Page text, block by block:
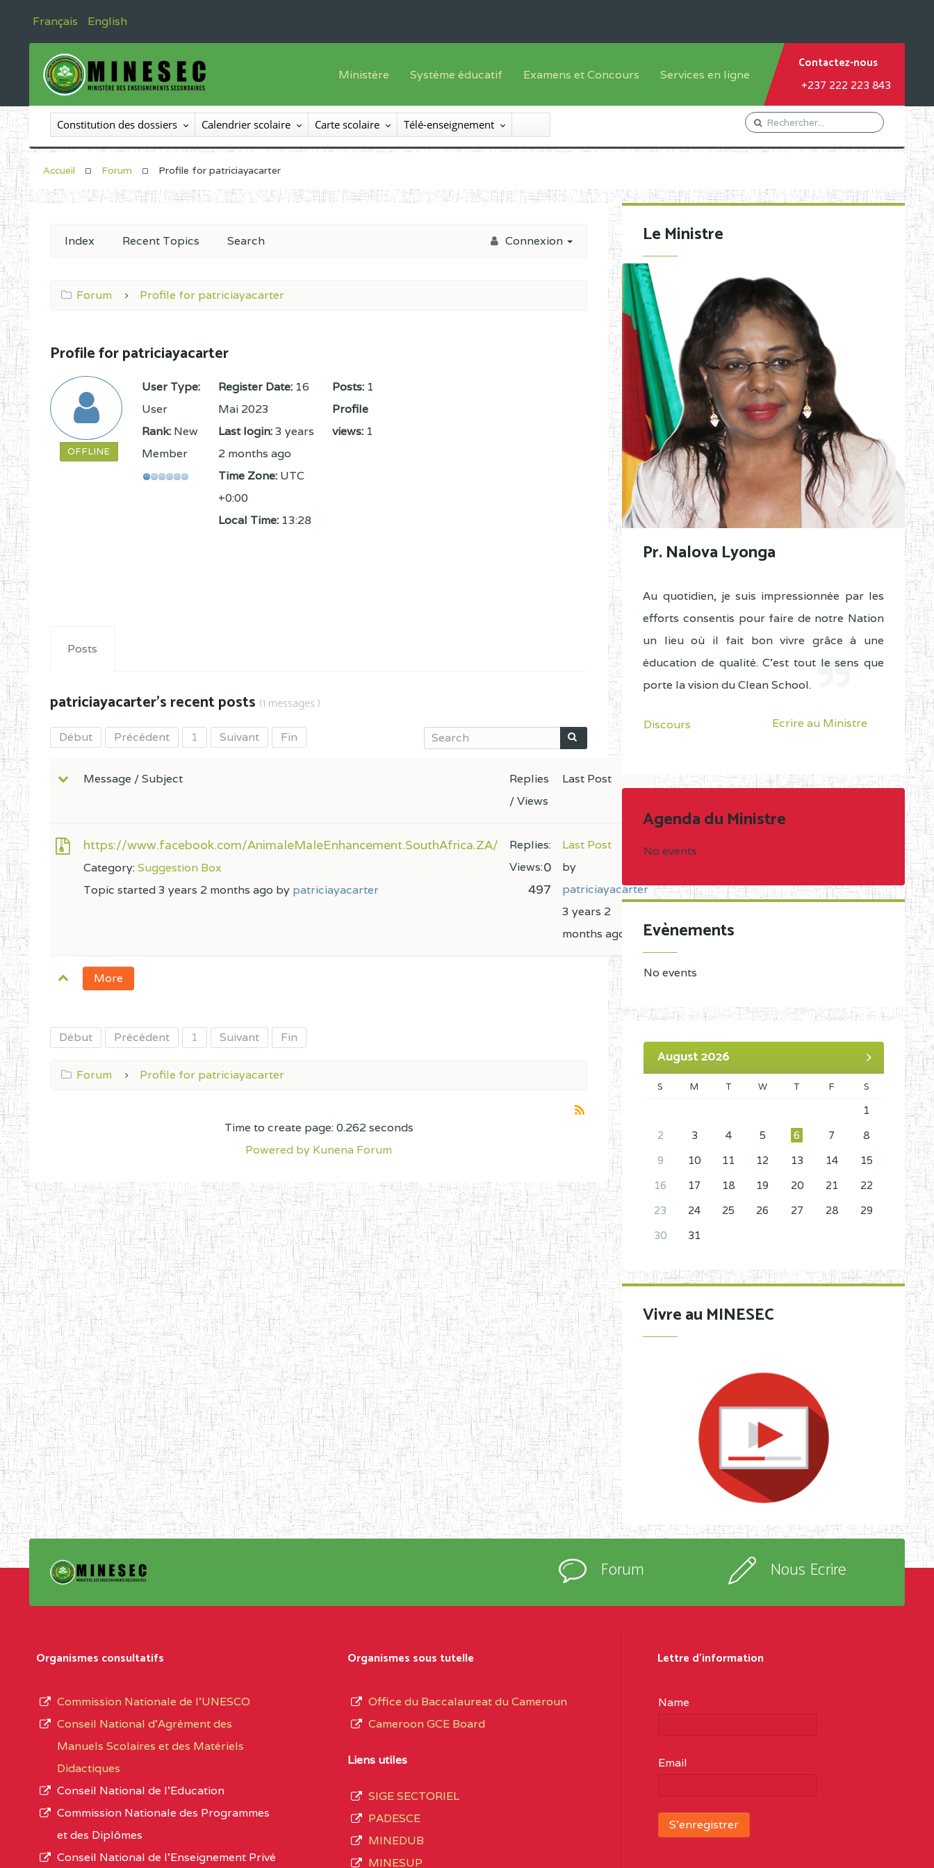
Français English
Ministère
Le Ministre
Le SEESEN
Inspection Générale des Enseignements
Système éducatif
Offre de formation
Sous système francophone
Progammes d'études
Examens et Concours
Inscriptions
Liste des candidats
Diplômes disponibles
Services en ligne
Orientation Conseil
Gestion du Personnel
Demande de subvention
Contactez-nous
+237 222 223 843
Constitution des dossiers Calendrier scolaire Carte scolaire Télé-enseignement
Accueil Forum Profile for patriciayacarter
Index Recent Topics Search Connexion
Forum Profile for patriciayacarter
Profile for patriciayacarter
OFFLINE
User Type:
User
Rank: New
Member
Register Date: 16
Mai 2023
Last login: 3 years
2 months ago
Time Zone: UTC
+0:00
Local Time: 13:28
Posts: 1
Profile
views: 1
Posts
patriciayacarter's recent posts (1 messages )
Début Précédent 1 Suivant Fin
Message / Subject
Replies
/ Views
Last Post
More
https://www.facebook.com/AnimaleMaleEnhancement.SouthAfrica.ZA/
Category:Suggestion Box
Topic started 3 years 2 months ago by patriciayacarter
Replies:
0
Views:
497
Last Post
by
patriciayacarter
3 years 2
months ago
Début Précédent 1 Suivant Fin
Forum Profile for patriciayacarter
Time to create page: 0.262 seconds
Powered by Kunena Forum
Le Ministre
Pr. Nalova Lyonga
Au quotidien, je suis impressionnée par les
efforts consentis pour faire de notre Nation
un lieu où il fait bon vivre grâce à une
éducation de qualité. C'est tout le sens que
porte la vision du Clean School.
Discours Ecrire au Ministre
Agenda du Ministre
No events
Evènements
No events
August 2026
S M T W T F S
1
2
3 4 5 6 7
8
9
10 11 12 13 14
15
16
17 18 19 20 21
22
23
24 25 26 27 28
29
30
31
Vivre au MINESEC
Forum Nous Ecrire
Organismes consultatifs
Commission Nationale de l’UNESCO
Conseil National d’Agrément des
Manuels Scolaires et des Matériels
Didactiques
Conseil National de l’Education
Commission Nationale des Programmes
et des Diplômes
Conseil National de l’Enseignement Privé
Organismes sous tutelle
Office du Baccalaureat du Cameroun
Cameroon GCE Board
Liens utiles
SIGE SECTORIEL
PADESCE
MINEDUB
MINESUP
Lettre d'information
Name
Email